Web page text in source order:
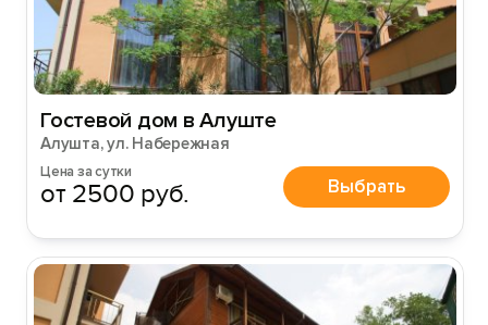
Гостевой дом в Алуште
Алушта, ул. Набережная
Цена за сутки
от 2500 руб. Выбрать